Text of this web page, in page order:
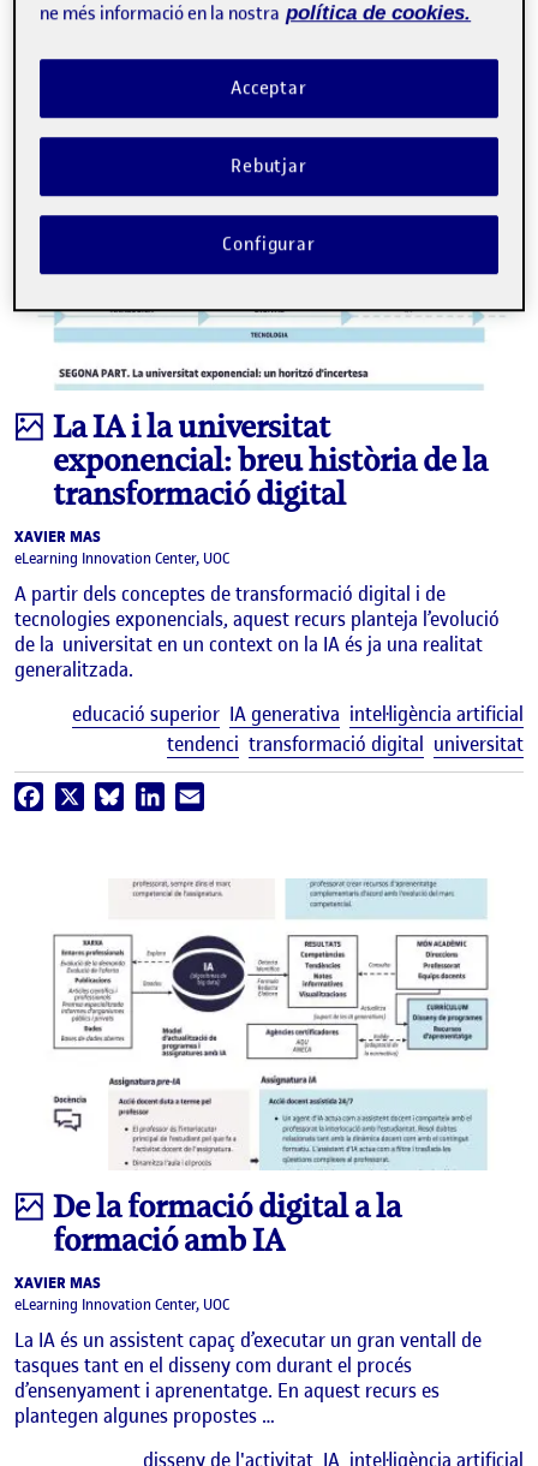
Facebook
X BlueskyLinkedInEmail
Infografia
La IA i la universitat
exponencial: breu història de la
transformació digital
XAVIER MAS
eLearning Innovation Center, UOC
A partir dels conceptes de transformació digital i de
tecnologies exponencials, aquest recurs planteja l’evolució
de la universitat en un context on la IA és ja una realitat
generalitzada.
educació superior IA generativa intel·ligència artificial
tendenci transformació digital universitat
Facebook BlueskyLinkedIn
Infografia
De la formació digital a la
formació amb IA
XAVIER MAS
eLearning Innovation Center, UOC
La IA és un assistent capaç d’executar un gran ventall de
tasques tant en el disseny com durant el procés
d’ensenyament i aprenentatge. En aquest recurs es
plantegen algunes propostes …
disseny de l'activitat IA intel·ligència artificial
ne més informació en la nostra política de cookies.
Rebutjar
Acceptar
Configurar